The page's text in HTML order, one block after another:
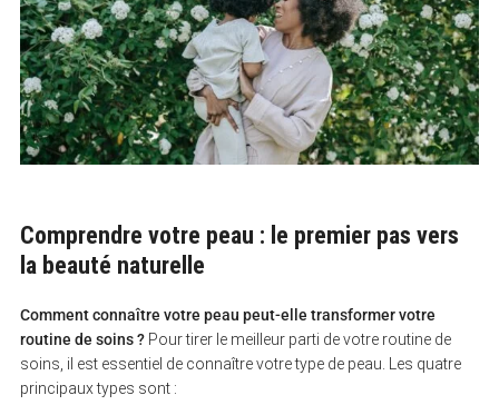
Comprendre votre peau : le premier pas vers
la beauté naturelle
Comment connaître votre peau peut-elle transformer votre
routine de soins ?Pour tirer le meilleur parti de votre routine de
soins, il est essentiel de connaître votre type de peau. Les quatre
principaux types sont :